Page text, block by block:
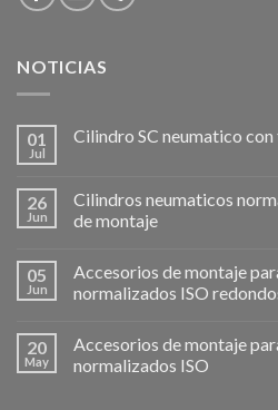
NOTICIAS
01
Jul
Cilindro SC neumatico
26
Jun
Cilindros neumaticos
de montaje
05
Jun
Accesorios de montaje
normalizados ISO
20
May
Accesorios de montaje
normalizados ISO